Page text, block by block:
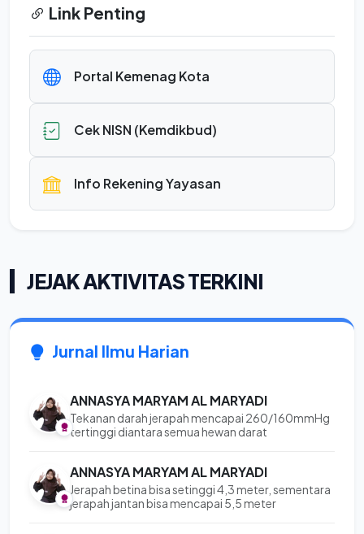
Link Penting
Portal Kemenag Kota
Cek NISN (Kemdikbud)
Info Rekening Yayasan
JEJAK AKTIVITAS TERKINI
Jurnal Ilmu Harian
ANNASYA MARYAM AL MARYADI
Tekanan darah jerapah mencapai 260/160mmHg
tertinggi diantara semua hewan darat
ANNASYA MARYAM AL MARYADI
Jerapah betina bisa setinggi 4,3 meter, sementara
jerapah jantan bisa mencapai 5,5 meter